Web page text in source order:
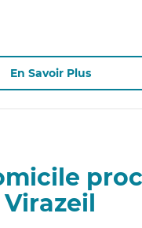
En Savoir Plus
Virazeil